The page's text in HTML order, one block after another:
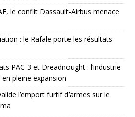
le conflit Dassault-Airbus menace
: le Rafale porte les résultats
PAC-3 et Dreadnought : l’industrie
en pleine expansion
l’emport furtif d’armes sur le